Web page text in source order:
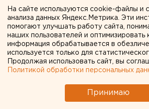
оборудование существующей ГРЭС,
декабре 2015 года исполнится 65
выведено из работы. Европейско-
Новости.
Общество
На сайте используются cookie-файлы и
анализа данных Яндекс.Метрика. Эти
помогают улучшать работу сайта,
наших пользователей и оптимизировать
информация обрабатывается в
используется только для
Продолжая использовать сайт, вы
Политикой обработки персональных
Принимаю